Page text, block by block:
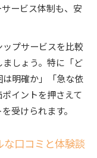
ービス体制も、安
プサービスを比較
しょう。特に「ど
明確か」「急な依
イントを押さえて
受けられます。
口コミと体験談